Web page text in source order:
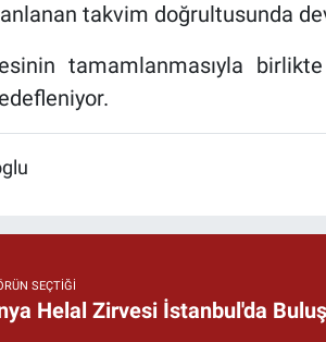
takvim doğrultusunda
tamamlanmasıyla
SEÇTIĞI
Helal Zirvesi İstanbul'da